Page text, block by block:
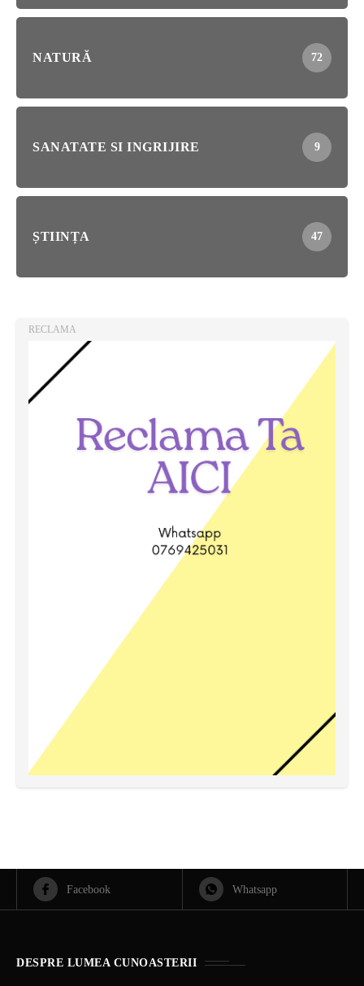
NATURĂ 72
SANATATE SI INGRIJIRE 9
ȘTIINȚA 47
RECLAMA
Facebook Whatsapp
DESPRE LUMEA CUNOASTERII